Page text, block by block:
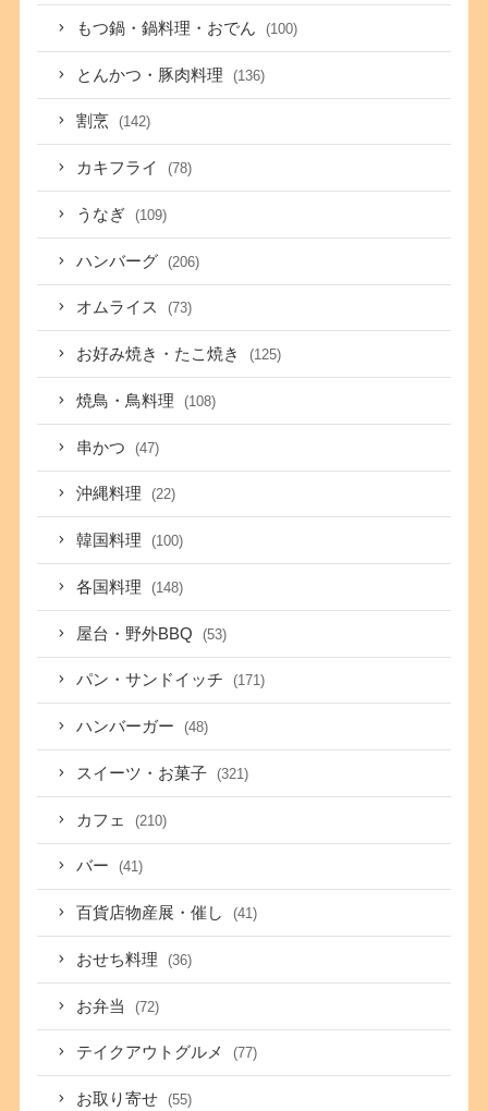
もつ鍋・鍋料理・おでん (100)
とんかつ・豚肉料理 (136)
割烹 (142)
カキフライ (78)
うなぎ (109)
ハンバーグ (206)
オムライス (73)
お好み焼き・たこ焼き (125)
焼鳥・鳥料理 (108)
串かつ (47)
沖縄料理 (22)
韓国料理 (100)
各国料理 (148)
屋台・野外BBQ (53)
パン・サンドイッチ (171)
ハンバーガー (48)
スイーツ・お菓子 (321)
カフェ (210)
バー (41)
百貨店物産展・催し (41)
おせち料理 (36)
お弁当 (72)
テイクアウトグルメ (77)
お取り寄せ (55)